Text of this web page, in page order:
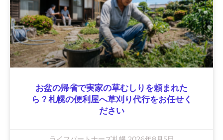
お盆の帰省で実家の草むしりを頼まれた
ら？札幌の便利屋へ草刈り代行をお任せく
ださい